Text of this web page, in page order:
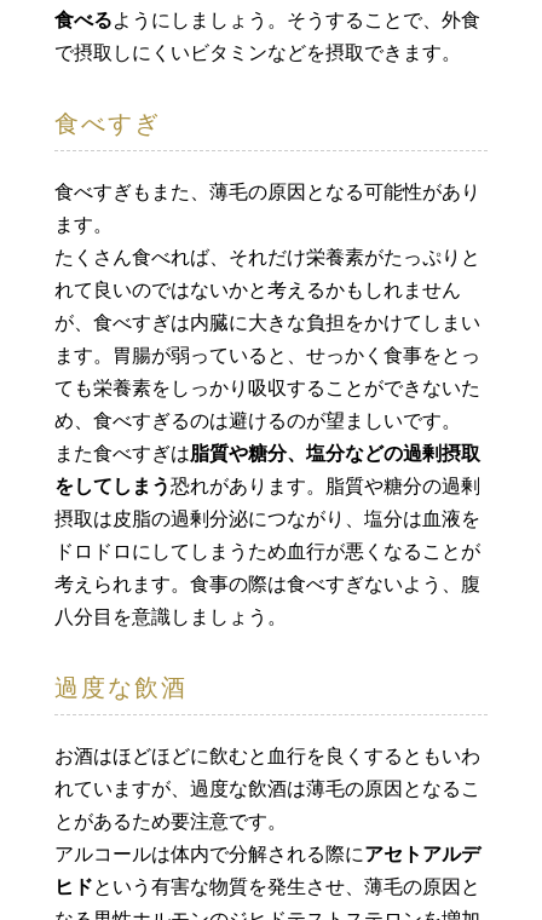
食べるようにしましょう。そうすることで、外食
で摂取しにくいビタミンなどを摂取できます。
食べすぎ
食べすぎもまた、薄毛の原因となる可能性があり
ます。
たくさん食べれば、それだけ栄養素がたっぷりと
れて良いのではないかと考えるかもしれません
が、食べすぎは内臓に大きな負担をかけてしまい
ます。胃腸が弱っていると、せっかく食事をとっ
ても栄養素をしっかり吸収することができないた
め、食べすぎるのは避けるのが望ましいです。
また食べすぎは脂質や糖分、塩分などの過剰摂取
をしてしまう恐れがあります。脂質や糖分の過剰
摂取は皮脂の過剰分泌につながり、塩分は血液を
ドロドロにしてしまうため血行が悪くなることが
考えられます。食事の際は食べすぎないよう、腹
八分目を意識しましょう。
過度な飲酒
お酒はほどほどに飲むと血行を良くするともいわ
れていますが、過度な飲酒は薄毛の原因となるこ
とがあるため要注意です。
アルコールは体内で分解される際にアセトアルデ
ヒドという有害な物質を発生させ、薄毛の原因と